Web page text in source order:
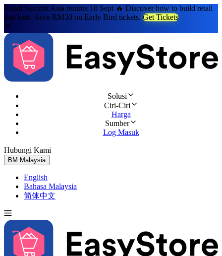
Retail Summit Asia returns 10 Sept 🔥 Discover how to build retail
that lasts. Save RM30 on Early Bird tickets. Get Tickets
Solusi
Ciri-Ciri
Harga
Sumber
Log Masuk
Hubungi Kami
BM Malaysia
English
Bahasa Malaysia
简体中文